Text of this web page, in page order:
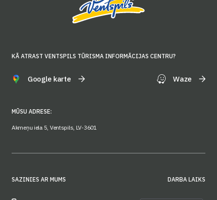
KĀ ATRAST VENTSPILS TŪRISMA INFORMĀCIJAS CENTRU?
Google karte Waze
MŪSU ADRESE:
Akmeņu iela 5, Ventspils, LV-3601
SAZINIES AR MUMS DARBA LAIKS